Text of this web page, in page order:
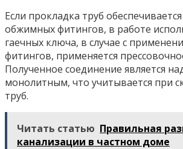
Если прокладка труб
обжимных фитингов, в работе
гаечных ключа, в случае с
фитингов, применяется
Полученное соединение является
монолитным, что учитывается при
труб.
Читать статью Правильная
канализации в частном доме